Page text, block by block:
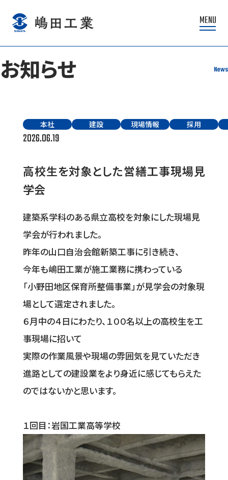
MENU
お知らせ News
本社 建設 現場情報 採用
2026.06.19
高校生を対象とした営繕工事現場見
学会
建築系学科のある県立高校を対象にした現場見
学会が行われました。
昨年の山口自治会館新築工事に引き続き、
今年も嶋田工業が施工業務に携わっている
「小野田地区保育所整備事業」が見学会の対象現
場として選定されました。
６月中の４日にわたり、１００名以上の高校生を工
事現場に招いて
実際の作業風景や現場の雰囲気を見ていただき
進路としての建設業をより身近に感じてもらえた
のではないかと思います。
１回目：岩国工業高等学校